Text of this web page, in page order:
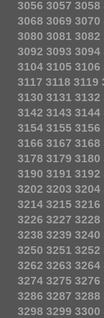
3056 3057 3058
3068 3069 3070
3080 3081 3082
3092 3093 3094
3104 3105 3106
3117 3118 3119
3130 3131 3132
3142 3143 3144
3154 3155 3156
3166 3167 3168
3178 3179 3180
3190 3191 3192
3202 3203 3204
3214 3215 3216
3226 3227 3228
3238 3239 3240
3250 3251 3252
3262 3263 3264
3274 3275 3276
3286 3287 3288
3298 3299 3300